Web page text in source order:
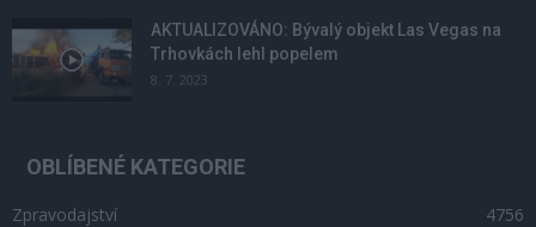
AKTUALIZOVÁNO: Bývalý objekt Las Vegas na
Trhovkách lehl popelem
8. 7. 2023
OBLÍBENÉ KATEGORIE
Zpravodajství
4756